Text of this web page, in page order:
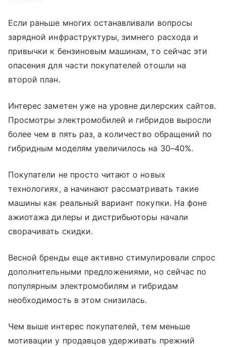
Если раньше многих останавливали вопросы
зарядной инфраструктуры, зимнего расхода и
привычки к бензиновым машинам, то сейчас эти
опасения для части покупателей отошли на
второй план.
Интерес заметен уже на уровне дилерских сайтов.
Просмотры электромобилей и гибридов выросли
более чем в пять раз, а количество обращений по
гибридным моделям увеличилось на 30–40%.
Покупатели не просто читают о новых
технологиях, а начинают рассматривать такие
машины как реальный вариант покупки. На фоне
ажиотажа дилеры и дистрибьюторы начали
сворачивать скидки.
Весной бренды еще активно стимулировали спрос
дополнительными предложениями, но сейчас по
популярным электромобилям и гибридам
необходимость в этом снизилась.
Чем выше интерес покупателей, тем меньше
мотивации у продавцов удерживать прежний